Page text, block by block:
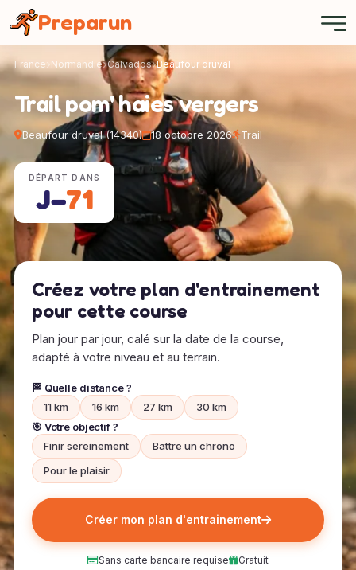
Preparun
France Normandie Calvados Beaufour druval
Trail pom' haies vergers
Beaufour druval (14340) 18 octobre 2026 Trail
DÉPART DANS
J−71
Créez votre plan d'entrainement
pour cette course
Plan jour par jour, calé sur la date de la course,
adapté à votre niveau et au terrain.
🏁 Quelle distance ?
11 km
16 km 27 km
30 km
🎯 Votre objectif ?
Finir sereinement
Battre un chrono
Pour le plaisir
Créer mon plan d'entrainement
Sans carte bancaire requise Gratuit
Panneau de gestion des cookies